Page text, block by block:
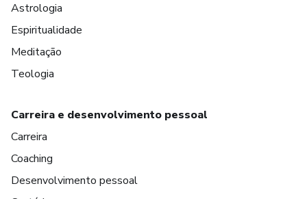
Astrologia
Espiritualidade
Meditação
Teologia
Carreira e desenvolvimento pessoal
Carreira
Coaching
Desenvolvimento pessoal